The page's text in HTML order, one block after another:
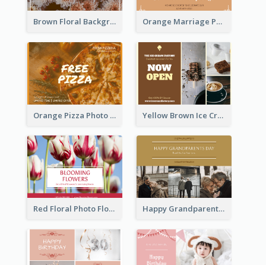
Brown Floral Background Farewell Postcard Orange Marriage Photo Celebration Postcard
Orange Pizza Photo Restaurant Postcard Yellow Brown Ice Cream Shop Postcard
Red Floral Photo Flower Shop Postcard Happy Grandparents Day Photo Postcard